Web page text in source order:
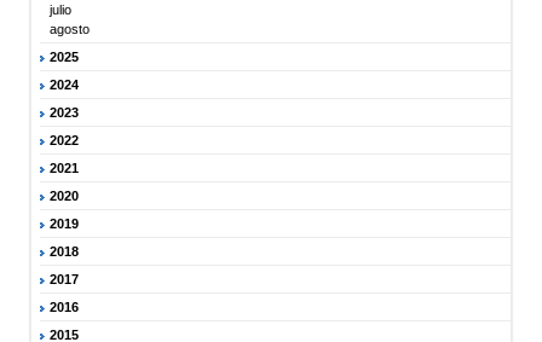
julio
agosto
2025
2024
2023
2022
2021
2020
2019
2018
2017
2016
2015